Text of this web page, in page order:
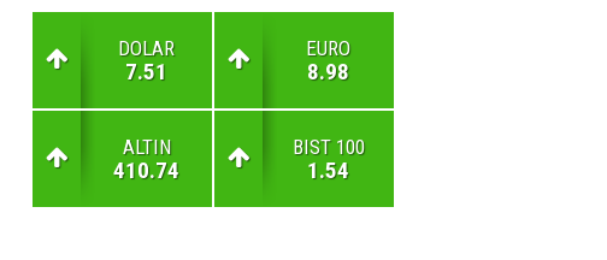
DOLAR
7.51
EURO
8.98
ALTIN
410.74
BIST 100
1.54